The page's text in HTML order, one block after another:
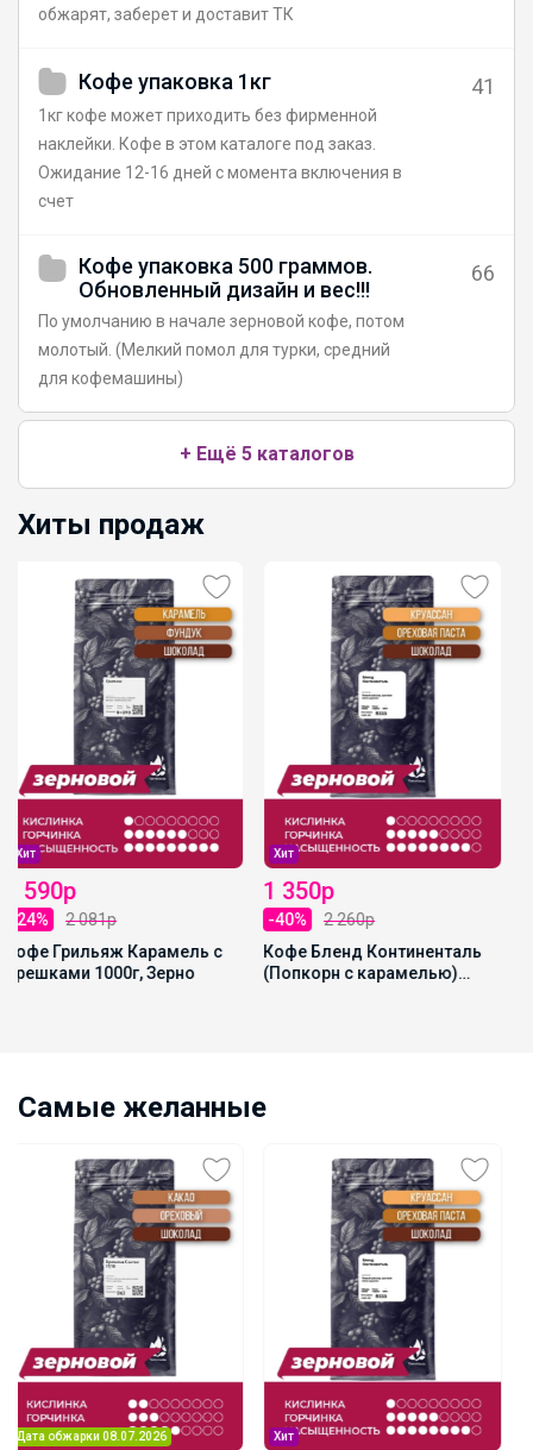
обжарят, заберет и доставит ТК
Кофе упаковка 1кг
1кг кофе может приходить без фирменной
наклейки. Кофе в этом каталоге под заказ.
Ожидание 12-16 дней с момента включения в
счет
41
Кофе упаковка 500 граммов.
Обновленный дизайн и вес!!!
По умолчанию в начале зерновой кофе, потом
молотый. (Мелкий помол для турки, средний
для кофемашины)
66
+ Ещё 5 каталогов
Хиты продаж
Хит
1 350р
-40%
2 260р
Кофе Бленд Континенталь
(Попкорн с карамелью)
НОВИНКА + ПРОМО
1 288р
ЧАКА БУМ - Карамельный
РАФ ЧАК-ЧАК 1000гр
Самые желанные
Хит
НОВИНКА + ПРОМО
1 288р
ЧАКА БУМ - Карамельный
РАФ ЧАК-ЧАК 1000гр